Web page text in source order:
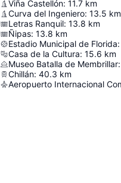
Viña Castellón: 11.7 km
Curva del Ingeniero: 13.5 km
Letras Ranquil: 13.8 km
Ñipas: 13.8 km
Estadio Municipal de Florida:
Casa de la Cultura: 15.6 km
Museo Batalla de Membrillar:
Chillán: 40.3 km